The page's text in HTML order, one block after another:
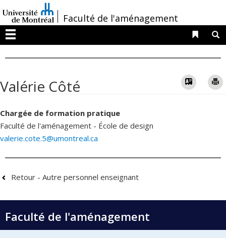
au
contenu
/Faculté de l'aménagement
Menu
Liens
Valérie Côté Vcard
Chargée de formation pratique
Faculté de l'aménagement - École de design
valerie.cote.5@umontreal.ca
Retour - Autre personnel enseignant
Faculté de l'aménagement